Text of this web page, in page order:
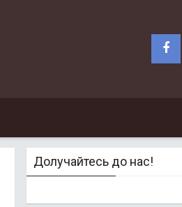
Долучайтесь до нас!